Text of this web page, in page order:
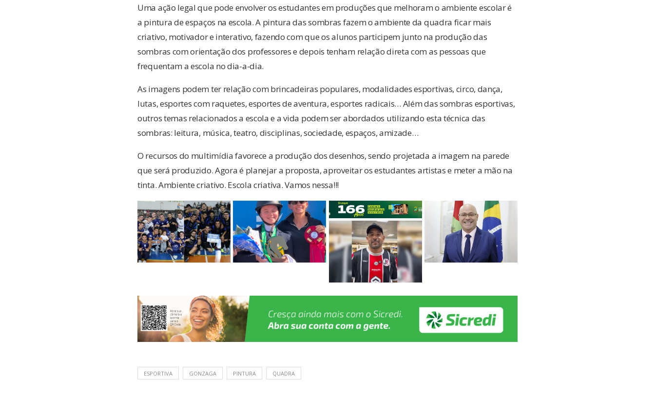
Uma ação legal que pode envolver os estudantes em produções que melhoram o ambiente escolar é
a pintura de espaços na escola. A pintura das sombras fazem o ambiente da quadra ficar mais
criativo, motivador e interativo, fazendo com que os alunos participem junto na produção das
sombras com orientação dos professores e depois tenham relação direta com as pessoas que
frequentam a escola no dia-a-dia.
As imagens podem ter relação com brincadeiras populares, modalidades esportivas, circo, dança,
lutas, esportes com raquetes, esportes de aventura, esportes radicais… Além das sombras esportivas,
outros temas relacionados a escola e a vida podem ser abordados utilizando esta técnica das
sombras: leitura, música, teatro, disciplinas, sociedade, espaços, amizade…
O recursos do multimídia favorece a produção dos desenhos, sendo projetada a imagem na parede
que será produzido. Agora é planejar a proposta, aproveitar os estudantes artistas e meter a mão na
tinta. Ambiente criativo. Escola criativa. Vamos nessa!!!
ESPORTIVA GONZAGA PINTURA QUADRA